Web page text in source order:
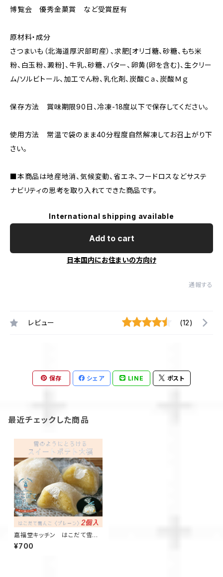
博覧会 優秀金菓賞 など受賞歴有
原材料・成分
さつまいも（北海道厚沢部町産）、求肥[オリゴ糖、砂糖、もち米
粉、白玉粉、澱粉]、牛乳、砂糖、バター、卵黄(卵を含む)、生クリー
ム/ソルビトール、加工でん粉、乳化剤、炭酸Ｃａ、炭酸Ｍｇ
保存方法 賞味期限90日、冷凍-18度以下で保存してください。
使用方法 常温で袋のまま40分程度自然解凍してお召上がり下
さい。
■本商品は地産地消、気候変動、省エネ、フードロスなどサステ
ナビリティの思考を取り入れてできた商品です。
International shipping available
Add to cart
日本国内にお住まいの方向け
通報する
レビュー (12)
保存 シェア LINE ポスト
最近チェックした商品
嘉福堂キッチン はこだて雪ん
こ プレーン2個入 / スイートポ
テト 大福 北海道限定 函館 手作
¥700